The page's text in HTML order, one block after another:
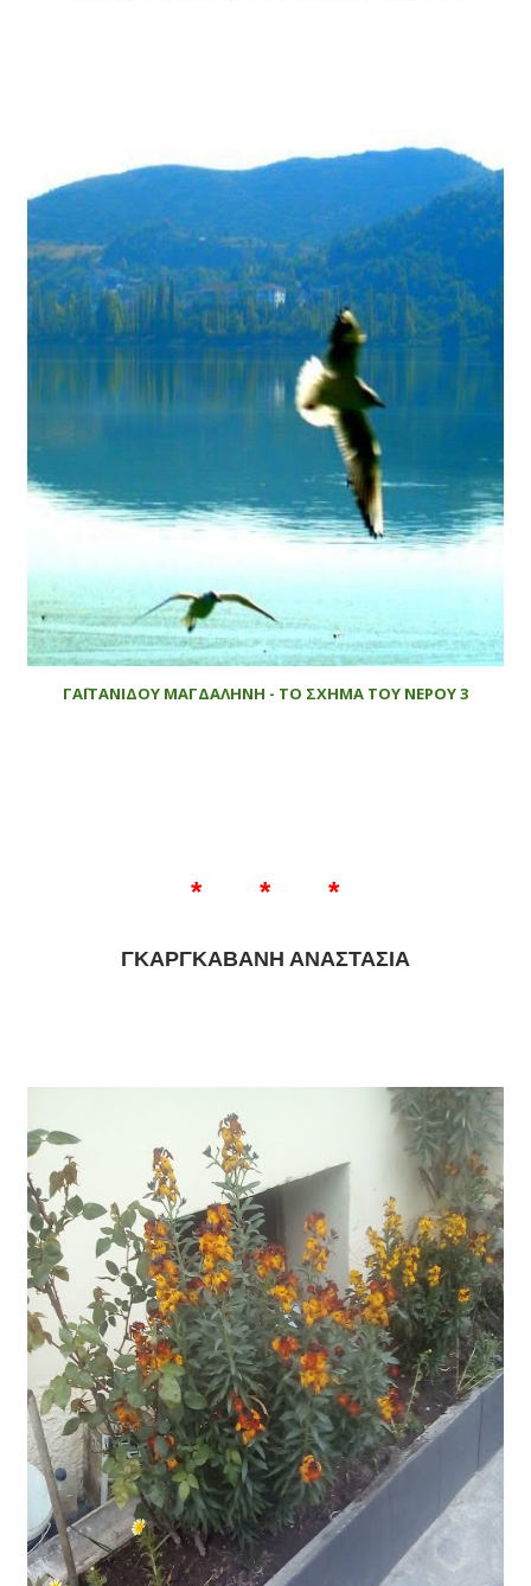
ΓΑΪΤΑΝΙΔΟΥ ΜΑΓΔΑΛΗΝΗ - ΤΟ ΣΧΗΜΑ ΤΟΥ ΝΕΡΟΥ 3
* * *
ΓΚΑΡΓΚΑΒΑΝΗ ΑΝΑΣΤΑΣΙΑ